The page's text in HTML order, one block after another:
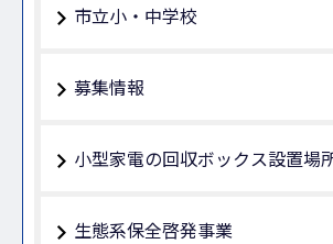
市立小・中学校
募集情報
小型家電の回収ボックス設置場
生態系保全啓発事業